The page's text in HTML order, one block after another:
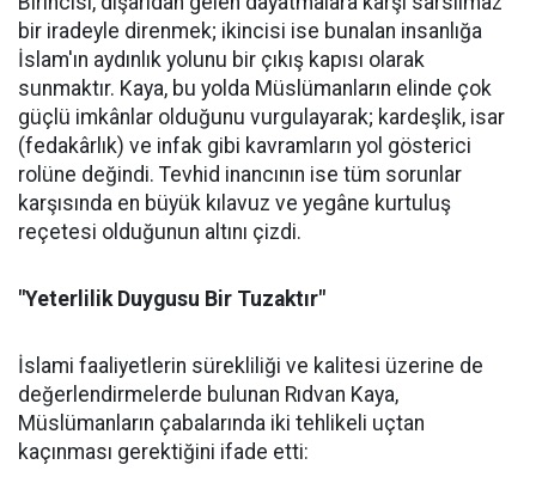
bir iradeyle direnmek; ikincisi ise bunalan insanlığa
İslam'ın aydınlık yolunu bir çıkış kapısı olarak
sunmaktır. Kaya, bu yolda Müslümanların elinde çok
güçlü imkânlar olduğunu vurgulayarak; kardeşlik, isar
(fedakârlık) ve infak gibi kavramların yol gösterici
rolüne değindi. Tevhid inancının ise tüm sorunlar
karşısında en büyük kılavuz ve yegâne kurtuluş
reçetesi olduğunun altını çizdi.
"Yeterlilik Duygusu Bir Tuzaktır"
İslami faaliyetlerin sürekliliği ve kalitesi üzerine de
değerlendirmelerde bulunan Rıdvan Kaya,
Müslümanların çabalarında iki tehlikeli uçtan
kaçınması gerektiğini ifade etti: